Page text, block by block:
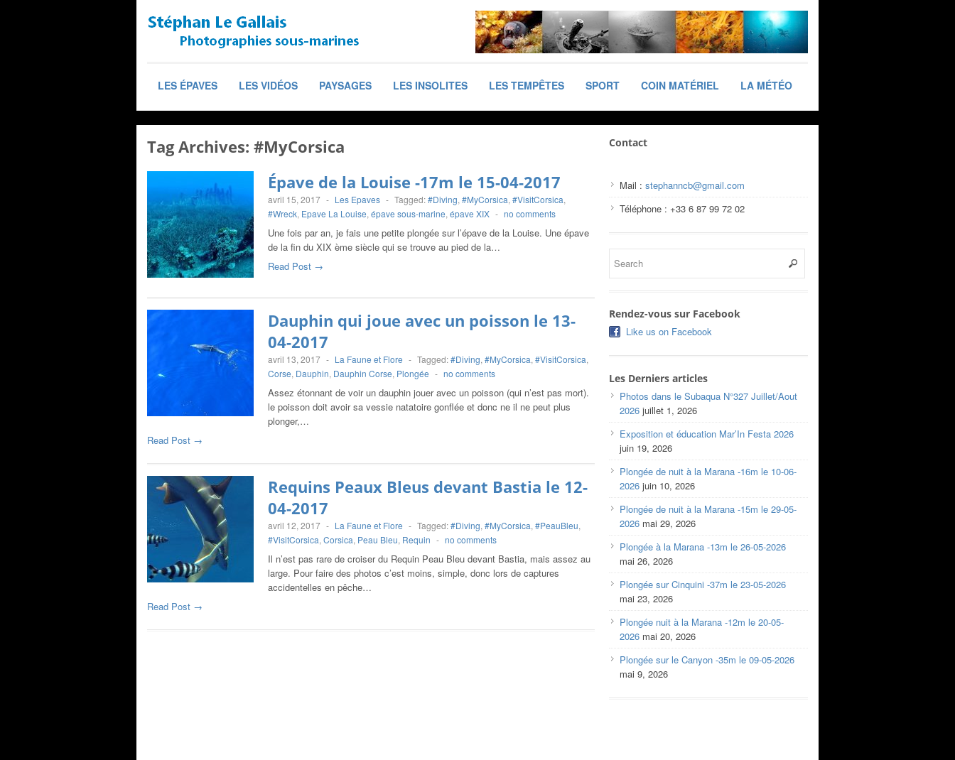
LES ÉPAVES LES VIDÉOS PAYSAGES LES INSOLITES LES TEMPÊTES SPORT COIN MATÉRIEL LA MÉTÉO
Tag Archives: #MyCorsica
Épave de la Louise -17m le 15-04-2017
avril 15, 2017 - Les Epaves - Tagged:#Diving, #MyCorsica, #VisitCorsica,
#Wreck, Epave La Louise, épave sous-marine, épave XIX - no comments
Une fois par an, je fais une petite plongée sur l’épave de la Louise. Une épave
de la fin du XIX ème siècle qui se trouve au pied de la…
Read Post →
Dauphin qui joue avec un poisson le 13-
04-2017
avril 13, 2017 - La Faune et Flore - Tagged:#Diving, #MyCorsica, #VisitCorsica,
Corse, Dauphin, Dauphin Corse, Plongée - no comments
Assez étonnant de voir un dauphin jouer avec un poisson (qui n’est pas mort).
le poisson doit avoir sa vessie natatoire gonflée et donc ne il ne peut plus
plonger,…
Read Post →
Requins Peaux Bleus devant Bastia le 12-
04-2017
avril 12, 2017 - La Faune et Flore - Tagged:#Diving, #MyCorsica, #PeauBleu,
#VisitCorsica, Corsica, Peau Bleu, Requin - no comments
Il n’est pas rare de croiser du Requin Peau Bleu devant Bastia, mais assez au
large. Pour faire des photos c’est moins, simple, donc lors de captures
accidentelles en pêche…
Read Post →
Contact
Mail : stephanncb@gmail.com
Téléphone : +33 6 87 99 72 02
Rendez-vous sur Facebook
Like us on Facebook
Les Derniers articles
Photos dans le Subaqua N°327 Juillet/Aout
2026 juillet 1, 2026
Exposition et éducation Mar’In Festa 2026
juin 19, 2026
Plongée de nuit à la Marana -16m le 10-06-
2026 juin 10, 2026
Plongée de nuit à la Marana -15m le 29-05-
2026 mai 29, 2026
Plongée à la Marana -13m le 26-05-2026
mai 26, 2026
Plongée sur Cinquini -37m le 23-05-2026
mai 23, 2026
Plongée nuit à la Marana -12m le 20-05-
2026 mai 20, 2026
Plongée sur le Canyon -35m le 09-05-2026
mai 9, 2026